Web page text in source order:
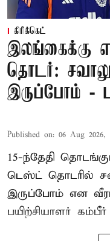
கிரிக்கெட்
இலங்கைக்கு
தொடர்:
இருப்போம் -
Published on: 06 Aug 2026,
15-ந்தேதி
டெஸ்ட் தொடரில்
இருப்போம் என
பயிற்சியாளர்